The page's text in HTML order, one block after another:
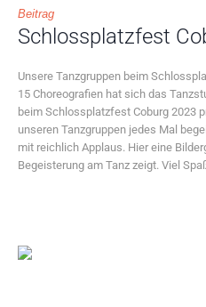
Beitrag
Schlossplatzfest
Unsere Tanzgruppen beim
15 Choreografien hat sich das
beim Schlossplatzfest Coburg 2023
unseren Tanzgruppen jedes Mal
mit reichlich Applaus. Hier eine
Begeisterung am Tanz zeigt. Viel